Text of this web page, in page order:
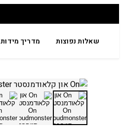
מדריך מידות שאלות נפוצות